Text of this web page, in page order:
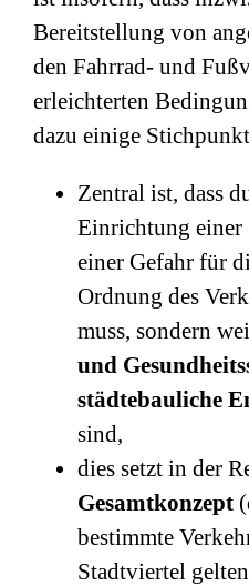
Bereitstellung von
den Fahrrad- und
erleichterten
dazu einige
Zentral ist, dass
Einrichtung einer
einer Gefahr für
Ordnung des
muss, sondern
und
städtebauliche
sind,
dies setzt in der
Gesamtkonzept
bestimmte
Stadtviertel